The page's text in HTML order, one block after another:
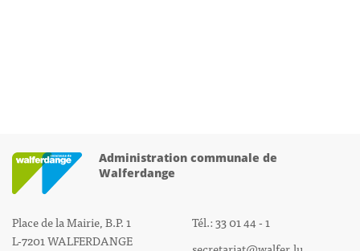
Administration communale de
Walferdange
Place de la Mairie, B.P. 1
L-7201 WALFERDANGE
Tél.: 33 01 44 - 1